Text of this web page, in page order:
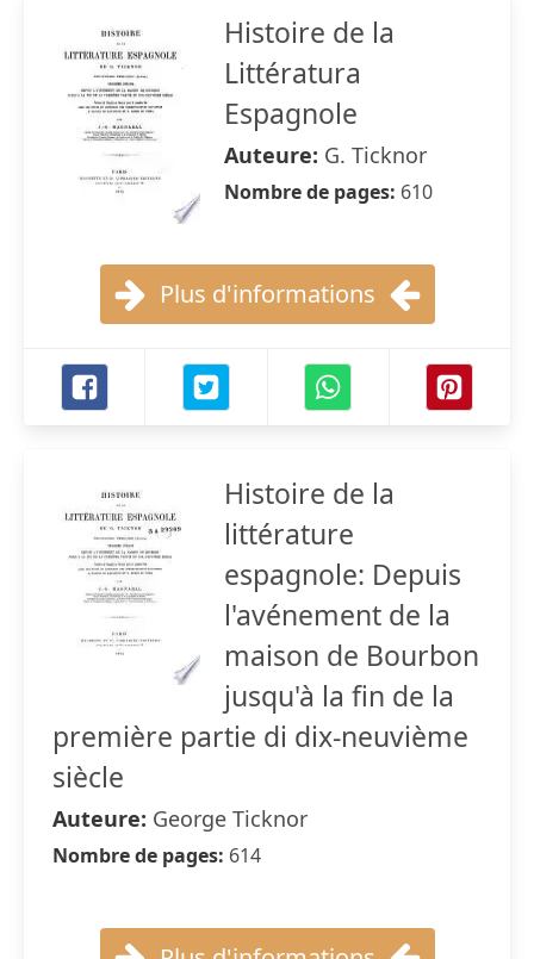
Histoire de la
Littératura
Espagnole
Auteure: G. Ticknor
Nombre de pages: 610
Plus d'informations
Histoire de la
littérature
espagnole: Depuis
l'avénement de la
maison de Bourbon
jusqu'à la fin de la
première partie di dix-neuvième
siècle
Auteure: George Ticknor
Nombre de pages: 614